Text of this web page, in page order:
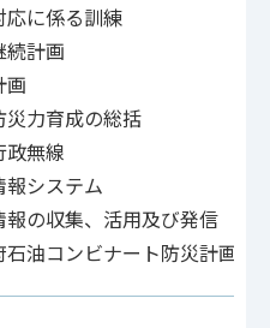
応に係る訓練
続計画
画
災力育成の総括
政無線
報システム
報の収集、活用及び発信
石油コンビナート防災計画